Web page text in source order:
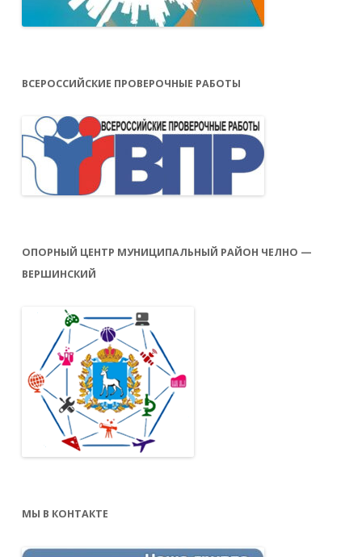
ВСЕРОССИЙСКИЕ ПРОВЕРОЧНЫЕ РАБОТЫ
ОПОРНЫЙ ЦЕНТР МУНИЦИПАЛЬНЫЙ РАЙОН ЧЕЛНО —
ВЕРШИНСКИЙ
МЫ В КОНТАКТЕ